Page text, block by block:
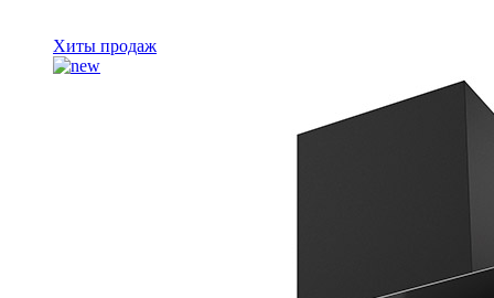
Хиты продаж